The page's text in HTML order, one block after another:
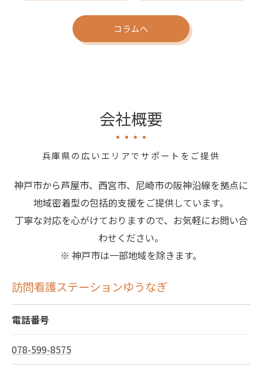
コラムへ
兵庫県の広いエリアでサポートをご提供
会社概要
神戸市から芦屋市、西宮市、尼崎市の阪神沿線を拠点に
地域密着型の包括的支援をご提供しています。
丁寧な対応を心がけておりますので、お気軽にお問い合
わせください。
※ 神戸市は一部地域を除きます。
訪問看護ステーションゆうなぎ
電話番号
078-599-8575